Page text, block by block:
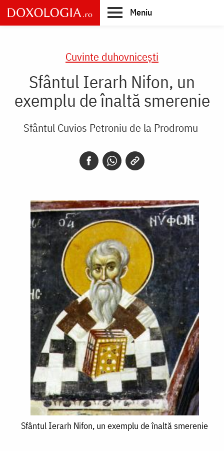
Skip
to
main
Meniu
Cuvinte duhovnicești
Sfântul Ierarh Nifon, un
exemplu de înaltă smerenie
Sfântul Cuvios Petroniu de la Prodromu
Sfântul
Sfântul Ierarh Nifon, un exemplu de înaltă smerenie